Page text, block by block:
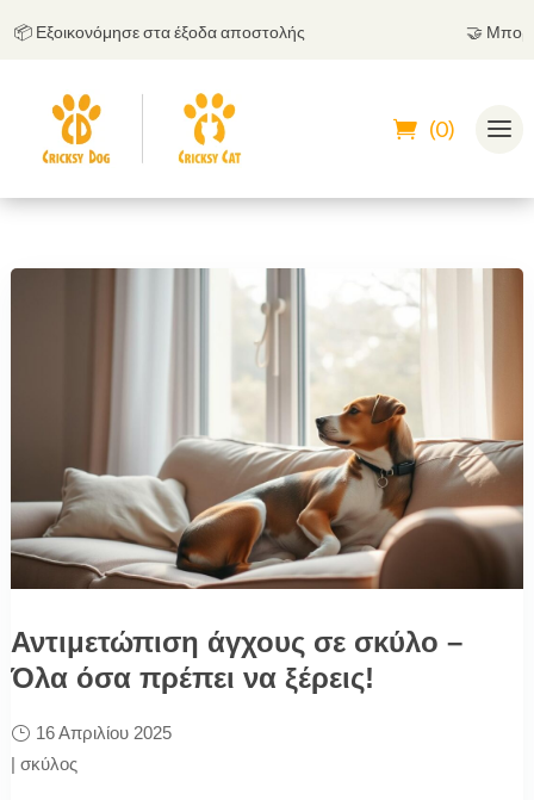
Εξοικονόμησε στα έξοδα αποστολής Μπορείς
(0)
Αντιμετώπιση άγχους σε σκύλο –
Όλα όσα πρέπει να ξέρεις!
16 Απριλίου 2025
| σκύλος